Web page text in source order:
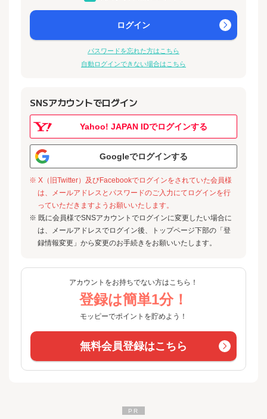
ログイン
パスワードを忘れた方はこちら
自動ログインできない場合はこちら
SNSアカウントでログイン
Yahoo! JAPAN IDでログインする
Googleでログインする
※ X（旧Twitter）及びFacebookでログインをされていた会員様
は、メールアドレスとパスワードのご入力にてログインを行
っていただきますようお願いいたします。
※ 既に会員様でSNSアカウントでログインに変更したい場合に
は、メールアドレスでログイン後、トップページ下部の「登
録情報変更」から変更のお手続きをお願いいたします。
アカウントをお持ちでない方はこちら！
登録は簡単1分！
モッピーでポイントを貯めよう！
無料会員登録はこちら